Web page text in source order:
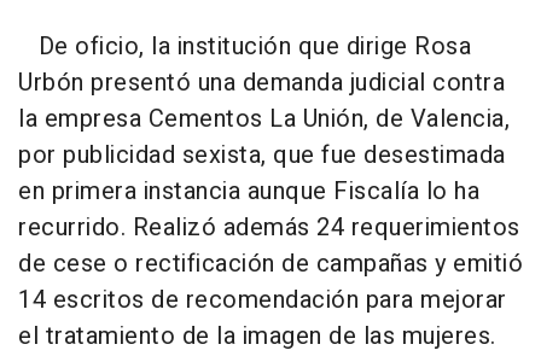
De oficio, la institución que dirige Rosa
Urbón presentó una demanda judicial contra
la empresa Cementos La Unión, de Valencia,
por publicidad sexista, que fue desestimada
en primera instancia aunque Fiscalía lo ha
recurrido. Realizó además 24 requerimientos
de cese o rectificación de campañas y emitió
14 escritos de recomendación para mejorar
el tratamiento de la imagen de las mujeres.